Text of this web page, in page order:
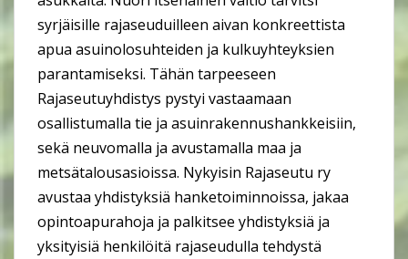
syrjäisille rajaseuduilleen aivan konkreettista
apua asuinolosuhteiden ja kulkuyhteyksien
parantamiseksi. Tähän tarpeeseen
Rajaseutuyhdistys pystyi vastaamaan
osallistumalla tie ja asuinrakennushankkeisiin,
sekä neuvomalla ja avustamalla maa ja
metsätalousasioissa. Nykyisin Rajaseutu ry
avustaa yhdistyksiä hanketoiminnoissa, jakaa
opintoapurahoja ja palkitsee yhdistyksiä ja
yksityisiä henkilöitä rajaseudulla tehdystä